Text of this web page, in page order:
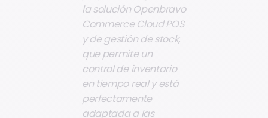
la solución Openbravo
Commerce Cloud POS
y de gestión de stock,
que permite un
control de inventario
en tiempo real y está
perfectamente
adaptada a las